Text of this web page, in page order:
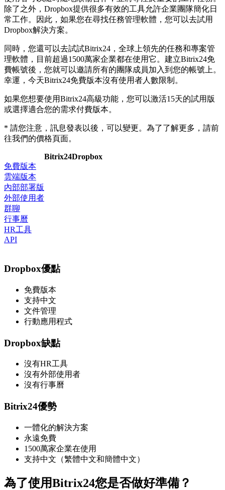
除了之外，Dropbox提供很多有效的工具允許企業團隊簡化日
常工作。因此，如果您在尋找任務管理軟體，您可以去試用
Dropbox解決方案。
同時，您還可以去試試Bitrix24，全球上領先的任務和專案管
理軟體，目前超過1500萬家企業都在使用它。建立Bitrix24免
費帳號後，您就可以邀請所有的團隊成員加入到您的帳號上。
幸運，今天Bitrix24免費版本沒有使用者人數限制。
如果您想要使用Bitrix24高級功能，您可以激活15天的試用版
或選擇適合您的需求付費版本。
* 請您注意，訊息發表以後，可以變更。為了了解更多，請前
往我們的價格頁面。
Bitrix24Dropbox
免費版本
雲端版本
內部部署版
外部使用者
群聊
行事曆
HR工具
API
Dropbox優點
免費版本
支持中文
文件管理
行動應用程式
Dropbox缺點
沒有HR工具
沒有外部使用者
沒有行事曆
Bitrix24優勢
一體化的解決方案
永遠免費
1500萬家企業在使用
支持中文（繁體中文和簡體中文）
為了使用Bitrix24您是否做好準備？